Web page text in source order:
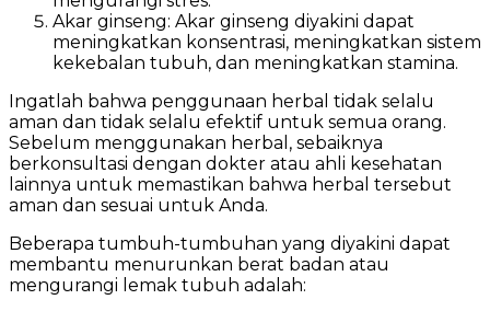
Akar ginseng: Akar ginseng diyakini dapat
meningkatkan konsentrasi, meningkatkan sistem
kekebalan tubuh, dan meningkatkan stamina.
Ingatlah bahwa penggunaan herbal tidak selalu
aman dan tidak selalu efektif untuk semua orang.
Sebelum menggunakan herbal, sebaiknya
berkonsultasi dengan dokter atau ahli kesehatan
lainnya untuk memastikan bahwa herbal tersebut
aman dan sesuai untuk Anda.
Beberapa tumbuh-tumbuhan yang diyakini dapat
membantu menurunkan berat badan atau
mengurangi lemak tubuh adalah: